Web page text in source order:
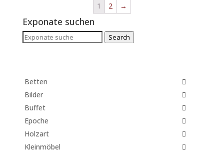
1 2 →
Exponate suchen
Search
Search
Betten
Bilder
Buffet
Epoche
Holzart
Kleinmöbel